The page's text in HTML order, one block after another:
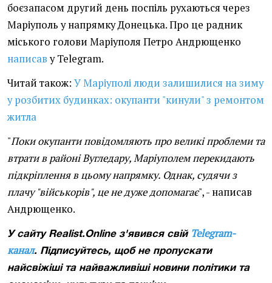
боєзапасом другий день поспіль рухаються через
Маріуполь у напрямку Донецька. Про це радник
міського голови Маріуполя Петро Андрющенко
написаву Telegram.
Читай також: У Маріуполі люди залишилися на зиму
у розбитих будинках: окупанти "кинули" з ремонтом
житла
"Поки окупанти повідомляють про великі проблеми та
втрати в районі Вугледару, Маріуполем перекидають
підкріплення в цьому напрямку. Однак, судячи з
плачу "військорів", це не дуже допомагає", - написав
Андрющенко.
У сайту Realist.Online з'явився свій Telegram-
канал. Підписуйтесь, щоб не пропускати
найсвіжіші та найважливіші новини політики та